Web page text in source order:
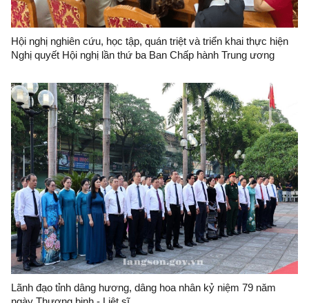
Hội nghị nghiên cứu, học tập, quán triệt và triển khai thực hiện
Nghị quyết Hội nghị lần thứ ba Ban Chấp hành Trung ương
Đồng Đăng-Lạng Sơn
Lãnh đạo tỉnh dâng hương, dâng hoa nhân kỷ niệm 79 năm